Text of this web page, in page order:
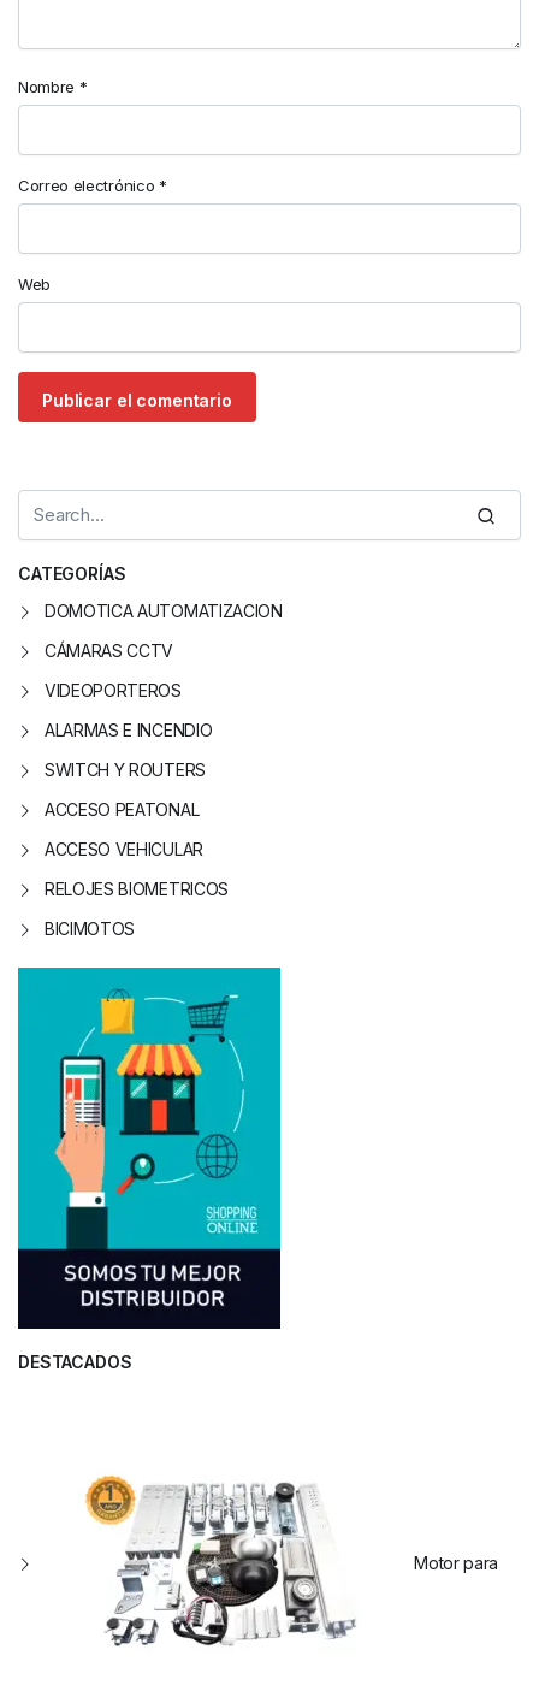
Nombre *
Correo electrónico *
Web
CATEGORÍAS
DOMOTICA AUTOMATIZACION
CÁMARAS CCTV
VIDEOPORTEROS
ALARMAS E INCENDIO
SWITCH Y ROUTERS
ACCESO PEATONAL
ACCESO VEHICULAR
RELOJES BIOMETRICOS
BICIMOTOS
DESTACADOS
Motor para